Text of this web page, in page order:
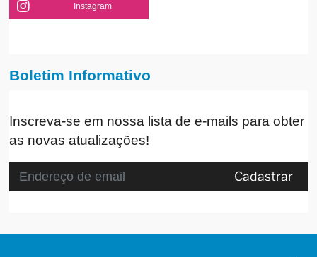
Instagram
Boletim Informativo
Inscreva-se em nossa lista de e-mails para obter
as novas atualizações!
Cadastrar